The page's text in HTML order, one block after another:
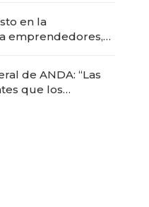
en la
emprendedores,
de ANDA: “Las
que los